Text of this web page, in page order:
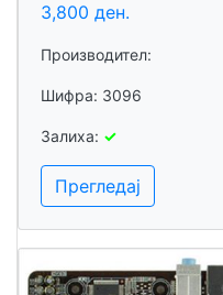
3,800 ден.
Производител:
Шифра: 3096
Залиха: ✓
Прегледај